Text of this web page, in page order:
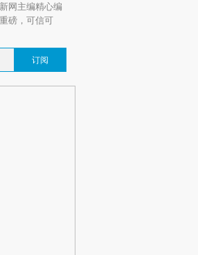
网主编精心编
磅，可信可
订阅